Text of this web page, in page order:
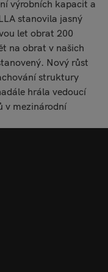
výrobních kapacit a
stanovila jasný
let obrat 200
na obrat v našich
Nový růst
struktury
hrála vedoucí
v mezinárodní